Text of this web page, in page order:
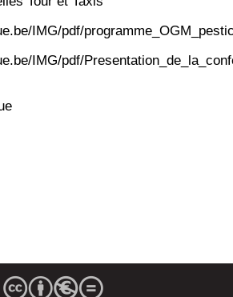
IMG/pdf/
IMG/pdf/